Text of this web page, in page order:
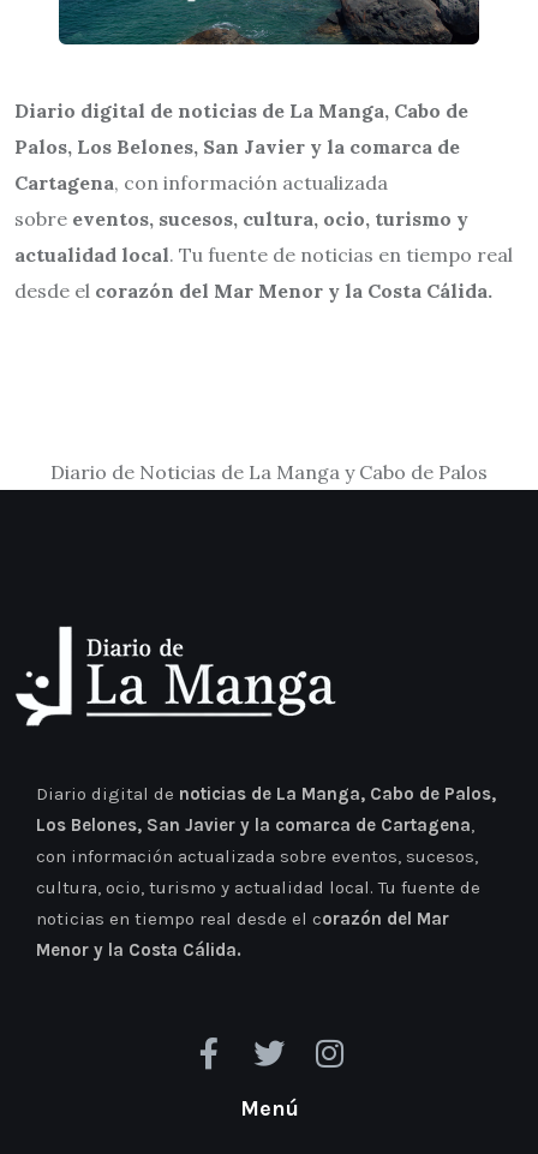
Diario digital de noticias de La Manga, Cabo de
Palos, Los Belones, San Javier y la comarca de
Cartagena, con información actualizada
sobre eventos, sucesos, cultura, ocio, turismo y
actualidad local. Tu fuente de noticias en tiempo real
desde el corazón del Mar Menor y la Costa Cálida.
Diario de Noticias de La Manga y Cabo de Palos
Diario digital de noticias de La Manga, Cabo de Palos,
Los Belones, San Javier y la comarca de Cartagena
con información actualizada sobre eventos, sucesos,
cultura, ocio, turismo y actualidad local. Tu fuente de
noticias en tiempo real desde el corazón del Mar
Menor y la Costa Cálida.
Menú